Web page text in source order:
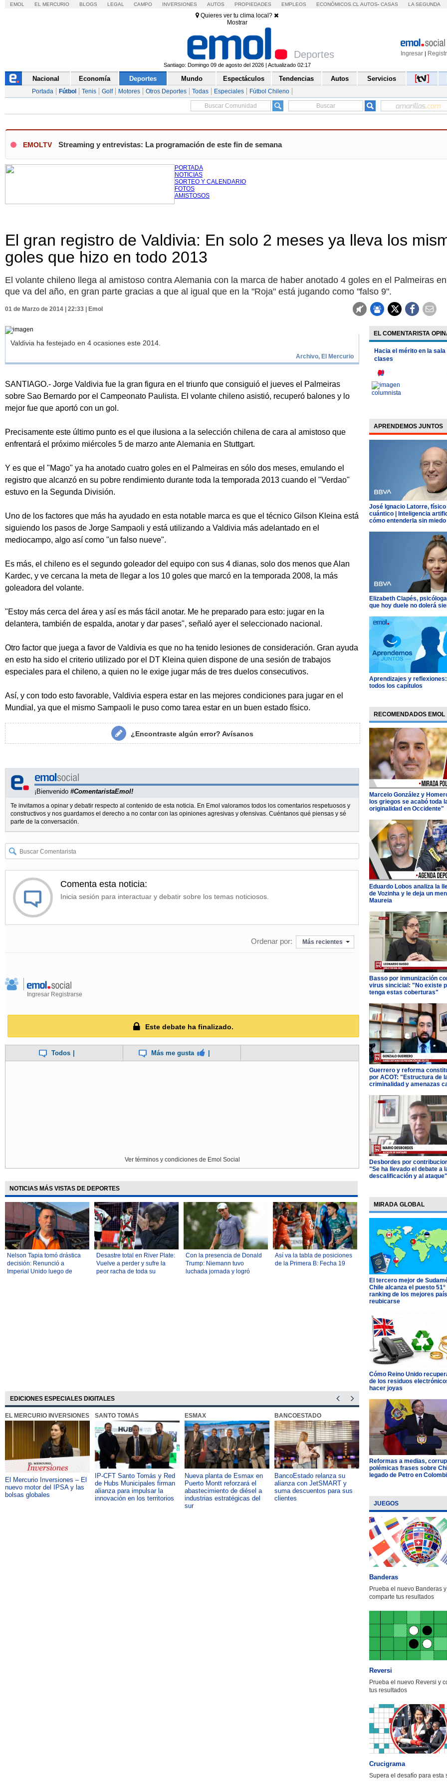
EMOL EL MERCURIO BLOGS LEGAL CAMPO INVERSIONES AUTOS PROPIEDADES EMPLEOS ECONÓMICOS.CL AUTOS- CASAS LA SEGUNDA
Quieres ver tu clima local?
Mostrar
Ingresar |
Deportes
Santiago: Domingo 09 de agosto del 2026 | Actualizado 02:17
Nacional Economía Deportes Mundo Espectáculos Tendencias Autos Servicios
Portada Fútbol Tenis Golf Motores Otros Deportes Todas Especiales Fútbol Chileno
EMOLTV Streaming y entrevistas: La programación de este fin de semana
PORTADA
NOTICIAS
SORTEO Y CALENDARIO
FOTOS
AMISTOSOS
El gran registro de Valdivia: En solo 2 meses ya lleva los
goles que hizo en todo 2013
El volante chileno llega al amistoso contra Alemania con la marca de haber anotado 4 goles en el Palmeiras
que va del año, en gran parte gracias a que al igual que en la "Roja" está jugando como "falso 9".
01 de Marzo de 2014 | 22:33 | Emol
Valdivia ha festejado en 4 ocasiones este 2014.
Archivo, El Mercurio
SANTIAGO.- Jorge Valdivia fue la gran figura en el triunfo que consiguió el jueves el Palmeiras
sobre Sao Bernardo por el Campeonato Paulista. El volante chileno asistió, recuperó balones y lo
mejor fue que aportó con un gol.
Precisamente este último punto es el que ilusiona a la selección chilena de cara al amistoso que
enfrentará el próximo miércoles 5 de marzo ante Alemania en Stuttgart.
Y es que el "Mago" ya ha anotado cuatro goles en el Palmeiras en sólo dos meses, emulando el
registro que alcanzó en su pobre rendimiento durante toda la temporada 2013 cuando el "Verdao"
estuvo en la Segunda División.
Uno de los factores que más ha ayudado en esta notable marca es que el técnico Gilson Kleina está
siguiendo los pasos de Jorge Sampaoli y está utilizando a Valdivia más adelantado en el
mediocampo, algo así como "un falso nueve".
Es más, el chileno es el segundo goleador del equipo con sus 4 dianas, solo dos menos que Alan
Kardec, y ve cercana la meta de llegar a los 10 goles que marcó en la temporada 2008, la más
goleadora del volante.
"Estoy más cerca del área y así es más fácil anotar. Me he preparado para esto: jugar en la
delantera, también de espalda, anotar y dar pases", señaló ayer el seleccionado nacional.
Otro factor que juega a favor de Valdivia es que no ha tenido lesiones de consideración. Gran ayuda
en esto ha sido el criterio utilizado por el DT Kleina quien dispone de una sesión de trabajos
especiales para el chileno, a quien no le exige jugar más de tres duelos consecutivos.
Así, y con todo esto favorable, Valdivia espera estar en las mejores condiciones para jugar en el
Mundial, ya que el mismo Sampaoli le puso como tarea estar en un buen estado físico.
¿Encontraste algún error?Avísanos
¡Bienvenido #ComentaristaEmol!
Te invitamos a opinar y debatir respecto al contenido de esta noticia. En Emol valoramos todos los comentarios respetuosos y
constructivos y nos guardamos el derecho a no contar con las opiniones agresivas y ofensivas. Cuéntanos qué piensas y sé
parte de la conversación.
Comenta esta noticia:
Inicia sesión para interactuar y debatir sobre los temas noticiosos.
Ordenar por: Más recientes
Ingresar Registrarse
Este debate ha finalizado.
Todos Más me gusta
Ver términos y condiciones de Emol Social
NOTICIAS MÁS VISTAS DE DEPORTES
Nelson Tapia tomó drástica
decisión: Renunció a
Imperial Unido luego de
Desastre total en River Plate:
Vuelve a perder y sufre la
peor racha de toda su
Con la presencia de Donald
Trump: Niemann tuvo
luchada jornada y logró
Así va la tabla de posiciones
de la Primera B: Fecha 19
EDICIONES ESPECIALES DIGITALES
EL MERCURIO INVERSIONES
El Mercurio Inversiones – El
nuevo motor del IPSA y las
bolsas globales
SANTO TOMÁS
IP-CFT Santo Tomás y Red
de Hubs Municipales firman
alianza para impulsar la
innovación en los territorios
ESMAX
Nueva planta de Esmax en
Puerto Montt reforzará el
abastecimiento de diésel a
industrias estratégicas del
sur
BANCOESTADO
BancoEstado relanza su
alianza con JetSMART y
suma descuentos para sus
clientes
OTIC CCHC
Capacitación como foco del
impacto de formar talento
EL COMENTARISTA
Hacia el mérito en la sala
clases
APRENDEMOS JUNTOS
José Ignacio Latorre, físico
cuántico | Inteligencia
cómo entenderla sin miedo
Elizabeth Clapés,
que hoy duele no dolerá
Aprendizajes y
todos los capítulos
RECOMENDADOS EMOL
Marcelo González y
los griegos se acabó toda
originalidad en Occidente"
Eduardo Lobos analiza la
de Vozinha y le deja un
Maureia
Basso por inmunización
virus sincicial: "No existe
tenga estas coberturas"
Guerrero y reforma
por ACOT: "Estructura de
criminalidad y amenazas
Desbordes por
"Se ha llevado el debate a
descalificación y al ataque"
MIRADA GLOBAL
El tercero mejor de
Chile alcanza el puesto 51°
ranking de los mejores
reubicarse
Cómo Reino Unido
de los residuos
hacer joyas
Reformas a medias,
polémicas frases sobre
legado de Petro en
JUEGOS
Banderas
Prueba el nuevo Banderas y
comparte tus resultados
Reversi
Prueba el nuevo Reversi y
tus resultados
Crucigrama
Supera el desafío para esta